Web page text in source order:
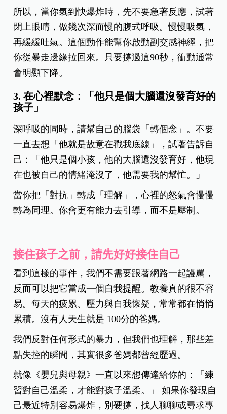
所以，當你氣到快爆炸時，先不要急著反應，試著
閉上眼睛，做幾次深而慢的腹式呼吸。慢慢吸氣，
再緩緩吐氣。這個動作能幫你啟動副交感神經，把
你從暴走邊緣拉回來。只要撐過這90秒，衝動通常
會明顯下降。
3. 在心裡默念：「他只是個大腦還沒發育好的
孩子」
深呼吸的同時，請幫自己的腦袋「轉個念」。不要
一直去想「他就是故意在戳我底線」，試著告訴自
己：「他只是個小孩，他的大腦還沒發育好，他現
在也被自己的情緒淹沒了，他需要我的幫忙。」
當你把「對抗」轉成「理解」，心裡的怒氣會慢慢
轉為同理。你會更有能力去引導，而不是壓制。
接住孩子之前，請先好好接住自己
看到這樣的事件，我們不需要跟著網路一起謾罵，
反而可以把它當成一個自我提醒。教養真的很不容
易。每天的疲累、壓力與自我懷疑，常常都在悄悄
累積。沒有人天生就是 100分的爸媽。
我們反對任何形式的暴力，但我們也理解，那些差
點失控的瞬間，其實很多爸媽都曾經歷過。
就像《嬰兒與母親》一直以來想傳達給你的：「練
習對自己溫柔，才能對孩子溫柔。」 如果你發現自
己最近特別容易爆炸，別硬撐，找人聊聊或尋求專